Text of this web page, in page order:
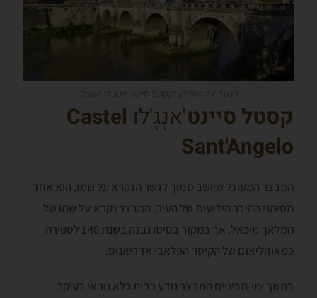
קסטל סיינט'אנְגֶ'לו Castel
Sant'Angelo
המבצר המעוגל שיושב סמוך לגשר הנקרא על שמו, הוא אחד
מסימני ההיכר הידועים של העיר. המבצר נקרא על שמו של
המלאך מיכאל. אך במקור בסיסו נבנה בשנת 140 לספירה
כמאוזוליאום של הקיסר הפְלאבי אדריאנוס.
במשך ימי-הביניים המבצר נודע כבית כלא נוראי בעיקר